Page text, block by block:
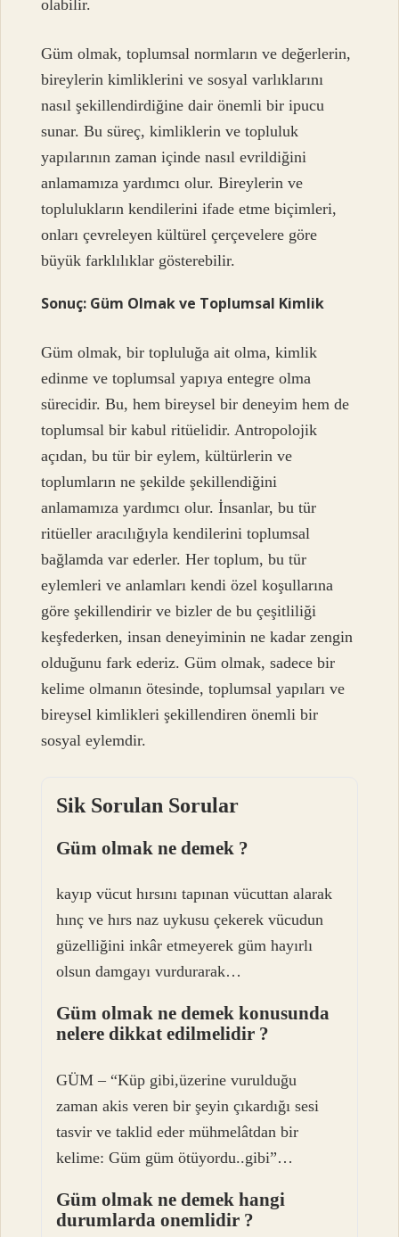
olabilir.
Güm olmak, toplumsal normların ve değerlerin,
bireylerin kimliklerini ve sosyal varlıklarını
nasıl şekillendirdiğine dair önemli bir ipucu
sunar. Bu süreç, kimliklerin ve topluluk
yapılarının zaman içinde nasıl evrildiğini
anlamamıza yardımcı olur. Bireylerin ve
toplulukların kendilerini ifade etme biçimleri,
onları çevreleyen kültürel çerçevelere göre
büyük farklılıklar gösterebilir.
Sonuç: Güm Olmak ve Toplumsal Kimlik
Güm olmak, bir topluluğa ait olma, kimlik
edinme ve toplumsal yapıya entegre olma
sürecidir. Bu, hem bireysel bir deneyim hem de
toplumsal bir kabul ritüelidir. Antropolojik
açıdan, bu tür bir eylem, kültürlerin ve
toplumların ne şekilde şekillendiğini
anlamamıza yardımcı olur. İnsanlar, bu tür
ritüeller aracılığıyla kendilerini toplumsal
bağlamda var ederler. Her toplum, bu tür
eylemleri ve anlamları kendi özel koşullarına
göre şekillendirir ve bizler de bu çeşitliliği
keşfederken, insan deneyiminin ne kadar zengin
olduğunu fark ederiz. Güm olmak, sadece bir
kelime olmanın ötesinde, toplumsal yapıları ve
bireysel kimlikleri şekillendiren önemli bir
sosyal eylemdir.
Sik Sorulan Sorular
Güm olmak ne demek ?
kayıp vücut hırsını tapınan vücuttan alarak
hınç ve hırs naz uykusu çekerek vücudun
güzelliğini inkâr etmeyerek güm hayırlı
olsun damgayı vurdurarak…
Güm olmak ne demek konusunda
nelere dikkat edilmelidir ?
GÜM – “Küp gibi,üzerine vurulduğu
zaman akis veren bir şeyin çıkardığı sesi
tasvir ve taklid eder mühmelâtdan bir
kelime: Güm güm ötüyordu..gibi”…
Güm olmak ne demek hangi
durumlarda onemlidir ?